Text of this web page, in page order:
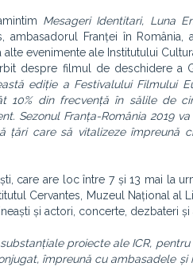
Mesageri Identitari, Luna
ambasadorul Franței în România,
evenimente ale Institutului
despre filmul de deschidere a
ediție a Festivalului Filmului
10% din frecvență în sălile de
Sezonul Franța-România 2019
care să vitalizeze împreună
care are loc între 7 și 13 mai la
Cervantes, Muzeul Național al
și actori, concerte, dezbateri și
proiecte ale ICR,
împreună cu ambasadele